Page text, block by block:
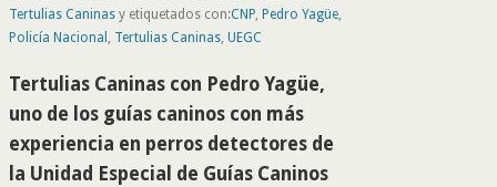
Tertulias Caninasy etiquetados con:CNP, Pedro Yagüe,
Policía Nacional , Tertulias Caninas, UEGC
Tertulias Caninas con Pedro Yagüe,
uno de los guías caninos con más
experiencia en perros detectores de
la Unidad Especial de Guías Caninos